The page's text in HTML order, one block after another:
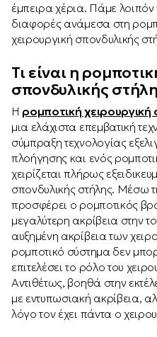
έμπειρα χέρια. Πάμε λοιπόν
διαφορές ανάμεσα στη
χειρουργική σπονδυλικής
Τι είναι η
σπονδυλικής
Η ρομποτική
μια ελάχιστα επεμβατική
σύμπραξη τεχνολογίας
πλοήγησης και ενός
χειρίζεται πλήρως
σπονδυλικής στήλης. Μέσω
προσφέρει ο ρομποτικός
μεγαλύτερη ακρίβεια στην
αυξημένη ακρίβεια των
ρομποτικό σύστημα δεν
επιτελέσει το ρόλο του
Αντιθέτως, βοηθά στην
με εντυπωσιακή ακρίβεια,
λόγο τον έχει πάντα ο